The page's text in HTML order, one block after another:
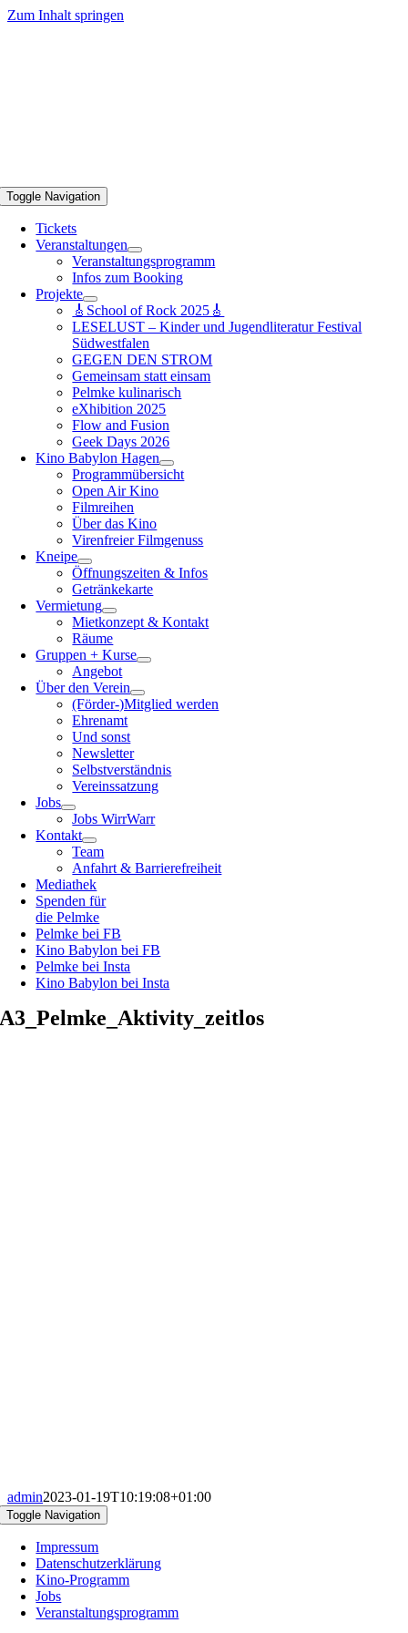
Zum Inhalt springen
Toggle Navigation
Tickets
Veranstaltungen
Veranstaltungsprogramm
Infos zum Booking
Projekte
🎸School of Rock 2025🎸
LESELUST – Kinder und Jugendliteratur Festival
Südwestfalen
GEGEN DEN STROM
Gemeinsam statt einsam
Pelmke kulinarisch
eXhibition 2025
Flow and Fusion
Geek Days 2026
Kino Babylon Hagen
Programmübersicht
Open Air Kino
Filmreihen
Über das Kino
Virenfreier Filmgenuss
Kneipe
Öffnungszeiten & Infos
Getränkekarte
Vermietung
Mietkonzept & Kontakt
Räume
Gruppen + Kurse
Angebot
Über den Verein
(Förder-)Mitglied werden
Ehrenamt
Und sonst
Newsletter
Selbstverständnis
Vereinssatzung
Jobs
Jobs WirrWarr
Kontakt
Team
Anfahrt & Barrierefreiheit
Mediathek
Spenden für
die Pelmke
Pelmke bei FB
Kino Babylon bei FB
Pelmke bei Insta
Kino Babylon bei Insta
A3_Pelmke_Aktivity_zeitlos
admin2023-01-19T10:19:08+01:00
Toggle Navigation
Impressum
Datenschutzerklärung
Kino-Programm
Jobs
Veranstaltungsprogramm